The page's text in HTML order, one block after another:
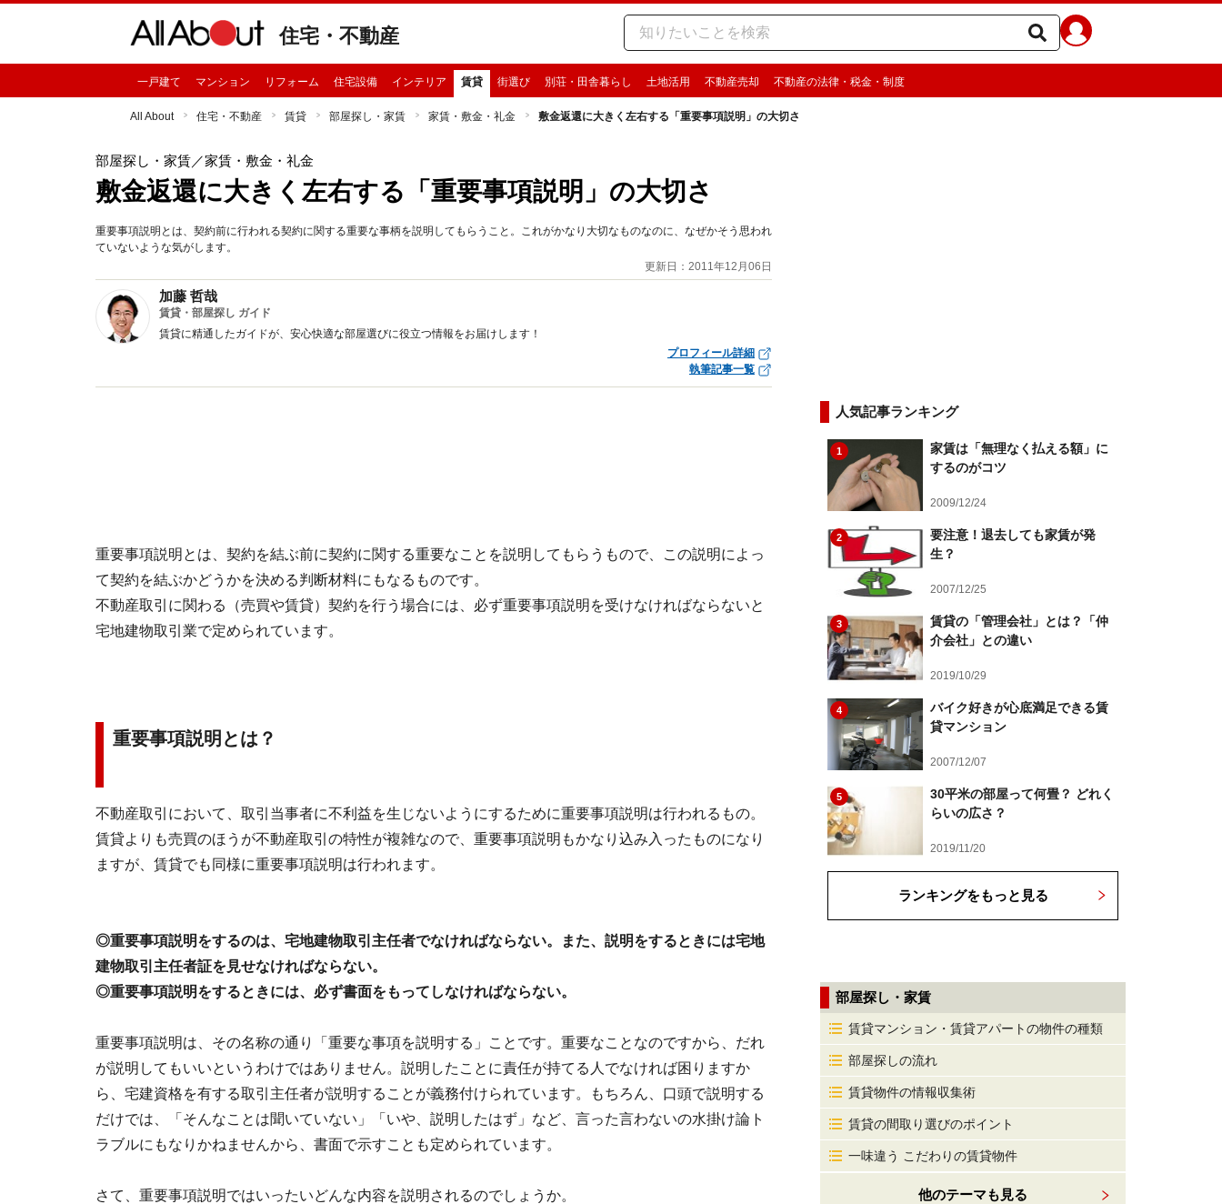
住宅・不動産
一戸建て マンション リフォーム 住宅設備 インテリア 賃貸 街選び 別荘・田舎暮らし 土地活用 不動産売却 不動産の法律・税金・制度
All About 住宅・不動産 賃貸 部屋探し・家賃 家賃・敷金・礼金 敷金返還に大きく左右する「重要事項説明」の大切さ
部屋探し・家賃／家賃・敷金・礼金
敷金返還に大きく左右する「重要事項説明」の大切さ
重要事項説明とは、契約前に行われる契約に関する重要な事柄を説明してもらうこと。これがかなり大切なものなのに、なぜかそう思われ
ていないような気がします。
更新日：2011年12月06日
加藤 哲哉
賃貸・部屋探し ガイド
賃貸に精通したガイドが、安心快適な部屋選びに役立つ情報をお届けします！
プロフィール詳細
執筆記事一覧
重要事項説明とは、契約を結ぶ前に契約に関する重要なことを説明してもらうもので、この説明によっ
て契約を結ぶかどうかを決める判断材料にもなるものです。
不動産取引に関わる（売買や賃貸）契約を行う場合には、必ず重要事項説明を受けなければならないと
宅地建物取引業で定められています。
重要事項説明とは？
不動産取引において、取引当事者に不利益を生じないようにするために重要事項説明は行われるもの。
賃貸よりも売買のほうが不動産取引の特性が複雑なので、重要事項説明もかなり込み入ったものになり
ますが、賃貸でも同様に重要事項説明は行われます。
◎重要事項説明をするのは、宅地建物取引主任者でなければならない。また、説明をするときには宅地
建物取引主任者証を見せなければならない。
◎重要事項説明をするときには、必ず書面をもってしなければならない。
重要事項説明は、その名称の通り「重要な事項を説明する」ことです。重要なことなのですから、だれ
が説明してもいいというわけではありません。説明したことに責任が持てる人でなければ困りますか
ら、宅建資格を有する取引主任者が説明することが義務付けられています。もちろん、口頭で説明する
だけでは、「そんなことは聞いていない」「いや、説明したはず」など、言った言わないの水掛け論ト
ラブルにもなりかねませんから、書面で示すことも定められています。
さて、重要事項説明ではいったいどんな内容を説明されるのでしょうか。
人気記事ランキング
1
家賃は「無理なく払える額」に
するのがコツ
2009/12/24
2
要注意！退去しても家賃が発
生？
2007/12/25
3
賃貸の「管理会社」とは？「仲
介会社」との違い
2019/10/29
4
バイク好きが心底満足できる賃
貸マンション
2007/12/07
5
30平米の部屋って何畳？ どれく
らいの広さ？
2019/11/20
ランキングをもっと見る
部屋探し・家賃
賃貸マンション・賃貸アパートの物件の種類
部屋探しの流れ
賃貸物件の情報収集術
賃貸の間取り選びのポイント
一味違う こだわりの賃貸物件
他のテーマも見る